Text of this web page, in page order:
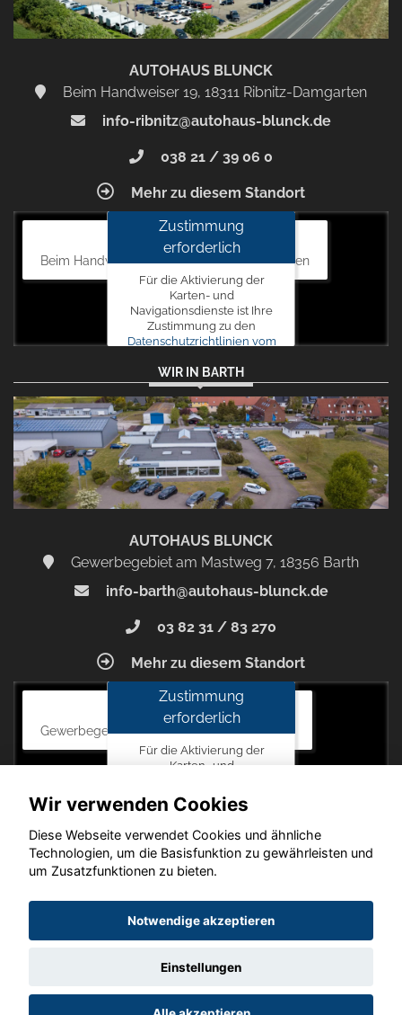
AUTOHAUS BLUNCK
Beim Handweiser 19, 18311 Ribnitz-Damgarten
info-ribnitz@autohaus-blunck.de
038 21 / 39 06 0
Mehr zu diesem Standort
Autohaus Blunck
Beim Handweiser 19, 18311 Ribnitz-Damgarten
Zustimmung
erforderlich
Für die Aktivierung der
Karten- und
Navigationsdienste ist Ihre
Zustimmung zu den
Datenschutzrichtlinien vom
erforderlich.
Zustimmen
und
aktivieren
WIR IN BARTH
AUTOHAUS BLUNCK
Gewerbegebiet am Mastweg 7, 18356 Barth
info-barth@autohaus-blunck.de
03 82 31 / 83 270
Mehr zu diesem Standort
Autohaus Blunck
Gewerbegebiet am Mastweg 7, 18356 Barth
Zustimmung
erforderlich
Für die Aktivierung der
Karten- und
Zustimmung zu den
Datenschutzrichtlinien vom
Drittanbieter Google LLC
erforderlich.
Zustimmen
und
aktivieren
Copyright © 2026. Autohaus Blunck
Datenschutz Impressum AGB
Wir verwenden Cookies
Diese Webseite verwendet Cookies und ähnliche
Technologien, um die Basisfunktion zu gewährleisten und
um Zusatzfunktionen zu bieten.
Notwendige akzeptieren
Einstellungen